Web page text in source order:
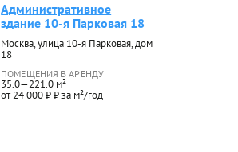
Административное
здание 10-я Парковая 18
Москва, улица 10-я Парковая, дом
18
ПОМЕЩЕНИЯ В АРЕНДУ
35.0—221.0 м²
от 24 000 ₽ ₽ за м²/год